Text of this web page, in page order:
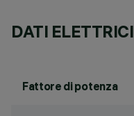
DATI ELETTRICI
Fattore di potenza